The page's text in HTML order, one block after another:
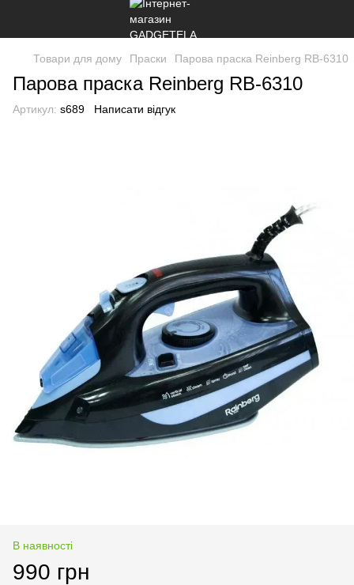
Товари для дому Праски Парова праска Reinberg RB-6310
Парова праска Reinberg RB-6310
Артикул: s689 Написати відгук
В наявності
990 грн